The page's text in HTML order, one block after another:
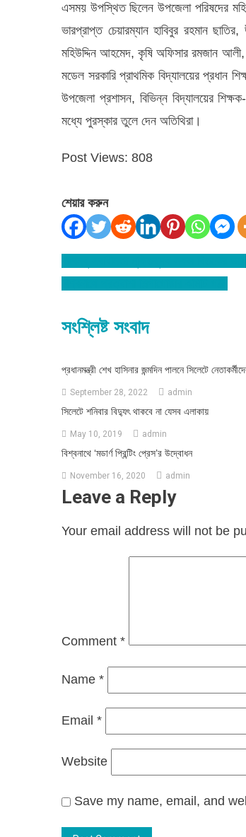
এসময় উপস্থিত ছিলেন উপজেলা পরিষদের
ভারপ্রাপ্ত চেয়ারম্যান হাবিবুর রহমান
মহিউদ্দিন আহমেদ, কৃষি অফিসার রমজান
মডেল সরকারি প্রাথমিক বিদ্যালয়ের প্রধান
উপজেলা প্রশাসন, বিভিন্ন বিদ্যালয়ের শিক্ষক-
মধ্যে পুরস্কার তুলে দেন অতিথিরা।
Post Views: 808
শেয়ার করুন
Post
সংশ্লিষ্ট সংবাদ
প্রধানমন্ত্রী শেখ হাসিনার জন্মদিন পালনে সিলেটে
September 28, 2022 admin
সিলেটে শনিবার বিদ্যুৎ থাকবে না যেসব এলাকায়
May 10, 2019 admin
বিশ্বনাথে ‘মডার্ণ প্রিন্টিং প্রেস’র উদ্বোধন
November 16, 2020 admin
Leave a Reply
Your email address will not be
Comment *
Name *
Email *
Website
Save my name, email, and